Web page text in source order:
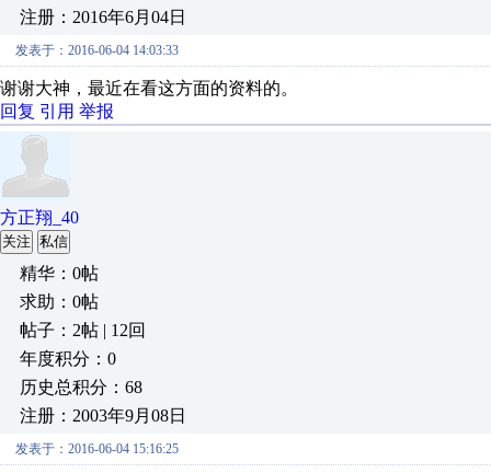
注册：2016年6月04日
发表于：2016-06-04 14:03:33
谢谢大神，最近在看这方面的资料的。
回复 引用 举报
方正翔_40
关注 私信
精华：0帖
求助：0帖
帖子：2帖 | 12回
年度积分：0
历史总积分：68
注册：2003年9月08日
发表于：2016-06-04 15:16:25